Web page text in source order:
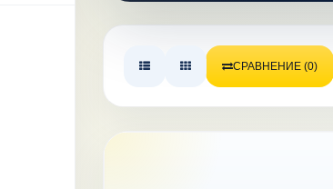
СРАВНЕНИЕ (0)